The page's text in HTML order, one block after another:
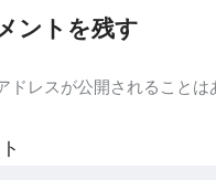
ントを残す
ドレスが公開されることは